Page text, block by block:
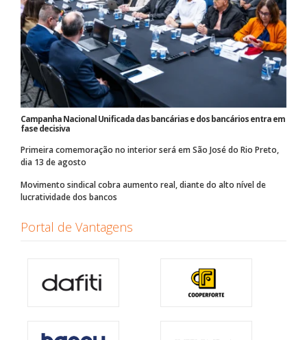
Campanha Nacional Unificada das bancárias e dos bancários entra em
fase decisiva
Primeira comemoração no interior será em São José do Rio Preto,
dia 13 de agosto
Movimento sindical cobra aumento real, diante do alto nível de
lucratividade dos bancos
Portal de Vantagens